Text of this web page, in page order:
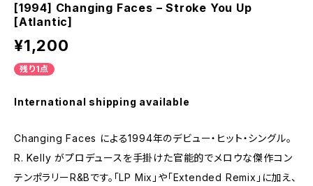
[1994] Changing Faces – Stroke You Up
[Atlantic]
¥1,200
残り1点
International shipping available
Changing Faces による1994年のデビュー・ヒット・シングル。
R. Kelly がプロデュースを手掛けた官能的でメロウな傑作コン
テンポラリーR&Bです。「LP Mix」や「Extended Remix」に加え、